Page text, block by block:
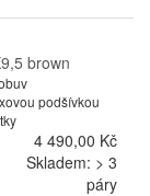
brown
podšívkou
4 490,00 Kč
Skladem: > 3
páry